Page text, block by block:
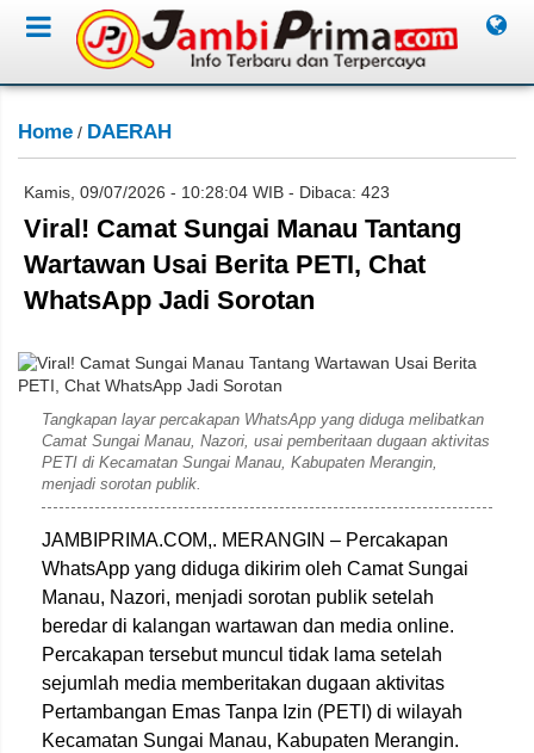
Home / DAERAH
Kamis, 09/07/2026 - 10:28:04 WIB - Dibaca: 423
Viral! Camat Sungai Manau Tantang
Wartawan Usai Berita PETI, Chat
WhatsApp Jadi Sorotan
Tangkapan layar percakapan WhatsApp yang diduga melibatkan
Camat Sungai Manau, Nazori, usai pemberitaan dugaan aktivitas
PETI di Kecamatan Sungai Manau, Kabupaten Merangin,
menjadi sorotan publik.
JAMBIPRIMA.COM,. MERANGIN – Percakapan
WhatsApp yang diduga dikirim oleh Camat Sungai
Manau, Nazori, menjadi sorotan publik setelah
beredar di kalangan wartawan dan media online.
Percakapan tersebut muncul tidak lama setelah
sejumlah media memberitakan dugaan aktivitas
Pertambangan Emas Tanpa Izin (PETI) di wilayah
Kecamatan Sungai Manau, Kabupaten Merangin.